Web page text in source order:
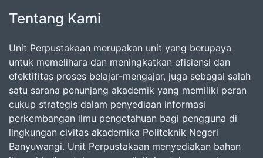
Tentang Kami
Unit Perpustakaan merupakan unit yang berupaya
untuk memelihara dan meningkatkan efisiensi dan
efektifitas proses belajar-mengajar, juga sebagai salah
satu sarana penunjang akademik yang memiliki peran
cukup strategis dalam penyediaan informasi
perkembangan ilmu pengetahuan bagi pengguna di
lingkungan civitas akademika Politeknik Negeri
Banyuwangi. Unit Perpustakaan menyediakan bahan